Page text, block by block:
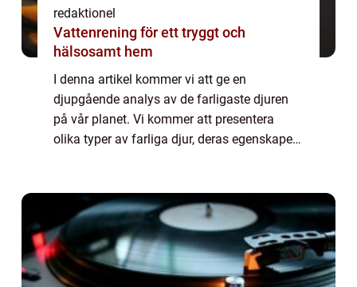
redaktionel
Vattenrening för ett tryggt och
hälsosamt hem
I denna artikel kommer vi att ge en
djupgående analys av de farligaste djuren
på vår planet. Vi kommer att presentera
olika typer av farliga djur, deras egenskaper
att bedöma d...